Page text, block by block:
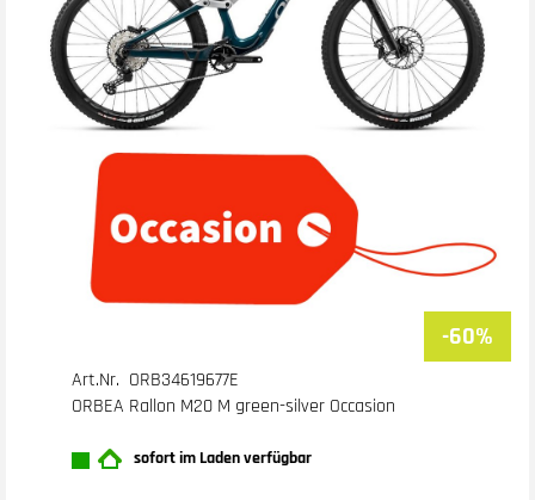
Art.Nr. ORB34619677E
ORBEA Rallon M20 M green-silver Occasion
sofort im Laden verfügbar
-60%